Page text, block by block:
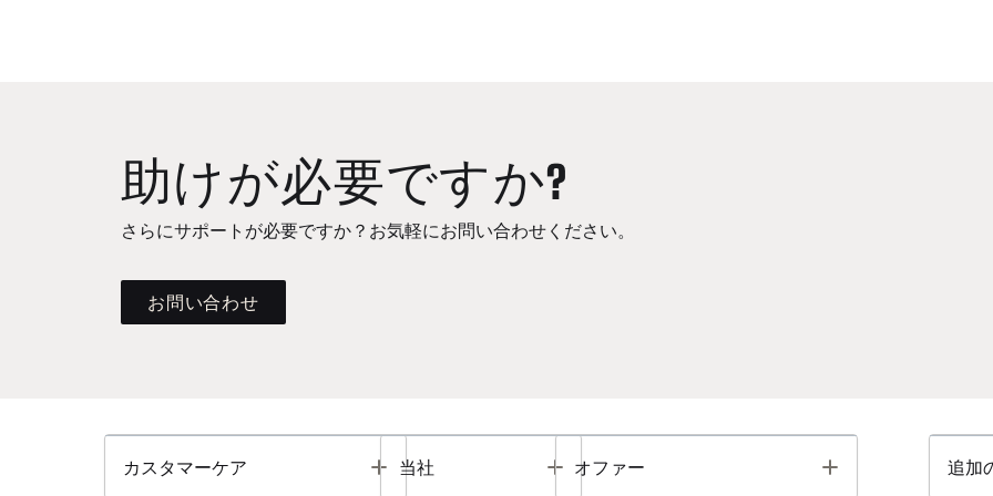
助けが必要ですか?
さらにサポートが必要ですか？お気軽にお問い合わせください。
お問い合わせ
カスタマーケア Toggle
当社 Toggle
オファー Toggle 追加